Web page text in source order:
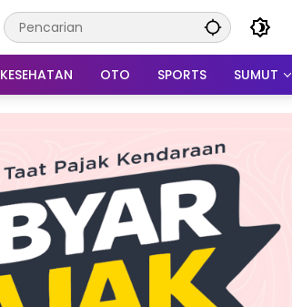
KESEHATAN OTO SPORTS SUMUT